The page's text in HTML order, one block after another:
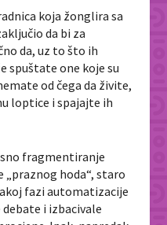
koja žonglira sa
da bi za
da, uz to što ih
spuštate one koje su
od čega da živite,
loptice i spajajte ih
fragmentiranje
„praznog hoda“, staro
fazi automatizacije
debate i izbacivale